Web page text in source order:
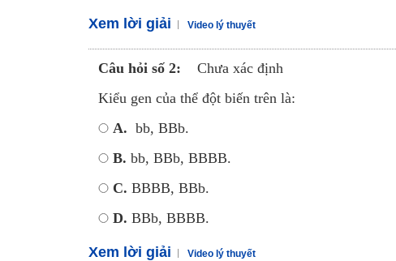
Xem lời giải Video lý thuyết
Câu hỏi số 2:
Chưa xác định
Kiểu gen của thể đột biến trên là:
A. bb, BBb.
B. bb, BBb, BBBB.
C. BBBB, BBb.
D. BBb, BBBB.
Xem lời giải Video lý thuyết